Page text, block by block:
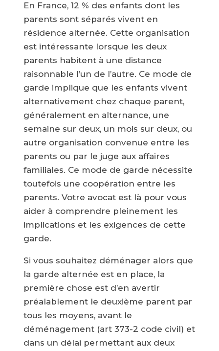
En France, 12 % des enfants dont les
parents sont séparés vivent en
résidence alternée. Cette organisation
est intéressante lorsque les deux
parents habitent à une distance
raisonnable l’un de l’autre. Ce mode de
garde implique que les enfants vivent
alternativement chez chaque parent,
généralement en alternance, une
semaine sur deux, un mois sur deux, ou
autre organisation convenue entre les
parents ou par le juge aux affaires
familiales. Ce mode de garde nécessite
toutefois une coopération entre les
parents. Votre avocat est là pour vous
aider à comprendre pleinement les
implications et les exigences de cette
garde.
Si vous souhaitez déménager alors que
la garde alternée est en place, la
première chose est d’en avertir
préalablement le deuxième parent par
tous les moyens, avant le
déménagement (art 373-2 code civil) et
dans un délai permettant aux deux